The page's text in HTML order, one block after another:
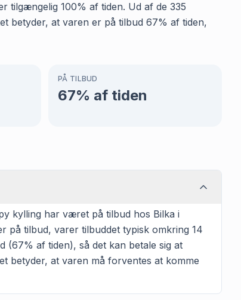
tilgængelig 100% af tiden. Ud af de 335
betyder, at varen er på tilbud 67% af tiden,
PÅ TILBUD
67% af tiden
kylling har været på tilbud hos Bilka i
på tilbud, varer tilbuddet typisk omkring 14
(67% af tiden), så det kan betale sig at
betyder, at varen må forventes at komme